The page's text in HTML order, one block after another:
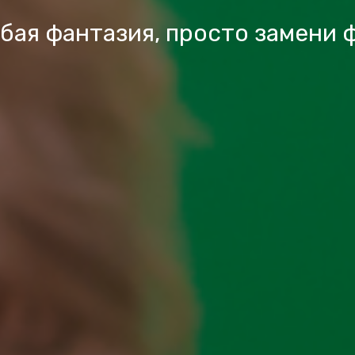
фантазия, просто замени